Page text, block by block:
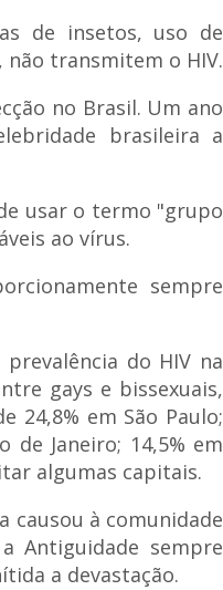
de insetos, uso de
transmitem o HIV.
no Brasil. Um ano
brasileira a
usar o termo "grupo
ao vírus.
sempre
do HIV na
gays e bissexuais,
24,8% em São Paulo;
de Janeiro; 14,5% em
algumas capitais.
causou à comunidade
Antiguidade sempre
a devastação.